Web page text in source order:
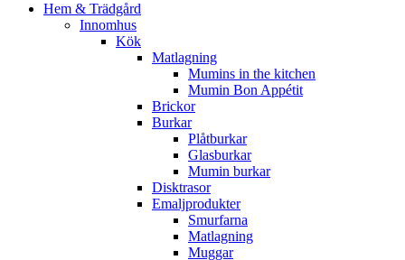
Hem & Trädgård
Innomhus
Kök
Matlagning
Mumins in the kitchen
Mumin Bon Appétit
Brickor
Burkar
Plåtburkar
Glasburkar
Mumin burkar
Disktrasor
Emaljprodukter
Smurfarna
Matlagning
Muggar